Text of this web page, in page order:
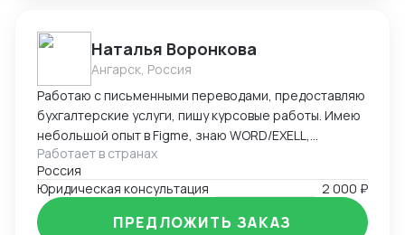
Наталья Воронкова
Ангарск, Россия
Работаю с письменными переводами, предоставляю
бухгалтерские услуги, пишу курсовые работы. Имею
небольшой опыт в Figme, знаю WORD/EXELL,
составляю и редактирую таблицы. Рассматриваю
подработку, рассмотрю Ваши варианты.
Работает в странах
Россия
Юридическая консультация
2 000 ₽
ПРЕДЛОЖИТЬ ЗАКАЗ